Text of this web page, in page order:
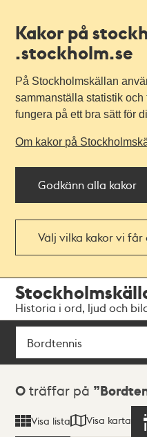
Kakor på
.stockholm.se
På Stockholmskällan
sammanställa statistik
fungera på ett bra sätt för
Om kakor på
Godkänn alla kakor
Välj vilka kakor vi får
navigationen
huvudinnehållet
Historia i ord, ljud och
Sök
Sökresultat
0 träffar på
Visa lista Visa karta